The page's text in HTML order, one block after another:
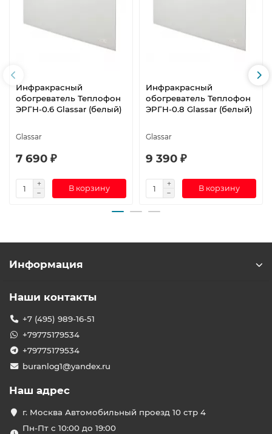
Инфракрасный
обогреватель Теплофон
ЭРГН-0.6 Glassar (белый)
Glassar
7 690 ₽
В корзину
Инфракрасный
обогреватель Теплофон
ЭРГН-0.8 Glassar (белый)
Glassar
9 390 ₽
В корзину
Информация
Наши контакты
+7 (495) 989-16-51
+79775179534
+79775179534
buranlog1@yandex.ru
Наш адрес
г. Москва Автомобильный проезд 10 стр 4
Пн-Пт с 10:00 до 19:00